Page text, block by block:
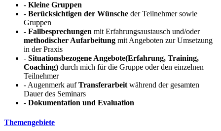
- Kleine Gruppen
- Berücksichtigen der Wünsche der Teilnehmer sowie
Gruppen
- Fallbesprechungen mit Erfahrungsaustausch und/oder
methodischer Aufarbeitung mit Angeboten zur Umsetzung
in der Praxis
- Situationsbezogene Angebote(Erfahrung, Training,
Coaching) durch mich für die Gruppe oder den einzelnen
Teilnehmer
- Augenmerk aufTransferarbeit während der gesamten
Dauer des Seminars
- Dokumentation und Evaluation
Themengebiete